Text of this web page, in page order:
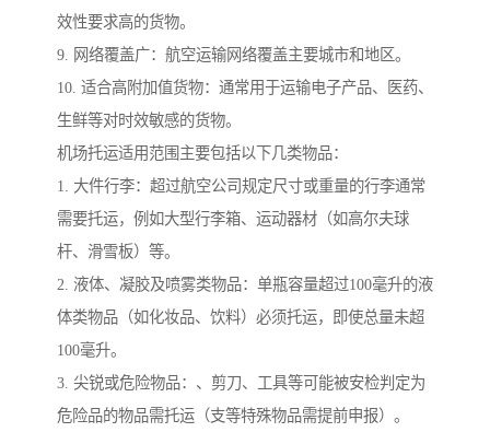
效性要求高的货物。
9. 网络覆盖广：航空运输网络覆盖主要城市和地区。
10. 适合高附加值货物：通常用于运输电子产品、医药、
生鲜等对时效敏感的货物。
机场托运适用范围主要包括以下几类物品：
1. 大件行李：超过航空公司规定尺寸或重量的行李通常
需要托运，例如大型行李箱、运动器材（如高尔夫球
杆、滑雪板）等。
2. 液体、凝胶及喷雾类物品：单瓶容量超过100毫升的液
体类物品（如化妆品、饮料）必须托运，即使总量未超
100毫升。
3. 尖锐或危险物品：、剪刀、工具等可能被安检判定为
危险品的物品需托运（支等特殊物品需提前申报）。